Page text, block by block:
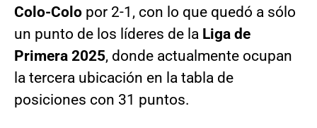
Colo-Colo por 2-1, con lo que quedó a sólo
un punto de los líderes de la Liga de
Primera 2025, donde actualmente ocupan
la tercera ubicación en la tabla de
posiciones con 31 puntos.